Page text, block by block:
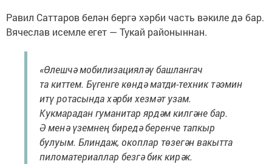
Равил Саттаров белән бергә хәрби часть вәкиле дә бар.
Вячеслав исемле егет — Тукай районыннан.
«Өлешчә мобилизацияләү башлангач
та киттем. Бүгенге көндә матди-техник тәэмин
итү ротасында хәрби хезмәт узам.
Кукмарадан гуманитар ярдәм килгәне бар.
Ә менә үземнең биредә беренче тапкыр
булуым. Блиндаж, окоплар төзегән вакытта
пиломатериаллар безгә бик кирәк.